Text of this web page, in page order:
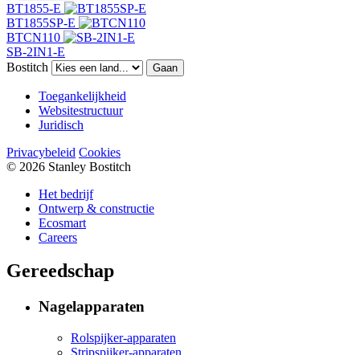
BT1855-E
BT1855SP-E
BTCN110
SB-2IN1-E
Bostitch
Gaan
Toegankelijkheid
Websitestructuur
Juridisch
Privacybeleid Cookies
© 2026 Stanley Bostitch
Het bedrijf
Ontwerp & constructie
Ecosmart
Careers
Gereedschap
Nagelapparaten
Rolspijker-apparaten
Stripspijker-apparaten